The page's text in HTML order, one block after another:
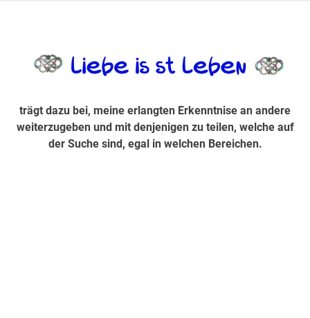
Suche sind, egal in welchen Bereichen.
trägt dazu bei, meine erlangten Erkenntnise an andere
weiterzugeben und mit denjenigen zu teilen, welche auf
der Suche sind, egal in welchen Bereichen.